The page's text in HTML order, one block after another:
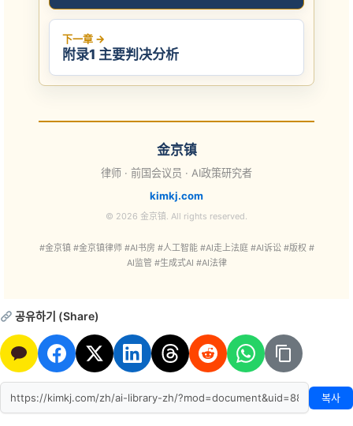
下一章 →
附录1 主要判决分析
金京镇
律师 · 前国会议员 · AI政策研究者
kimkj.com
© 2026 金京镇. All rights reserved.
#金京镇 #金京镇律师 #AI书房 #人工智能 #AI走上法庭 #AI诉讼 #版权 #
AI监管 #生成式AI #AI法律
공유하기 (Share)
복사